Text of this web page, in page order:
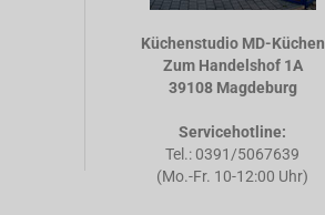
Küchenstudio MD-Küchen
Zum Handelshof 1A
39108 Magdeburg
Servicehotline:
Tel.: 0391/5067639
(Mo.-Fr. 10-12:00 Uhr)